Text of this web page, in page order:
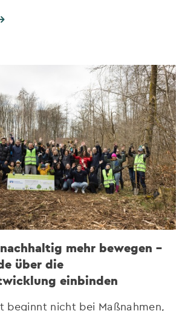
mehr bewegen –
über die
einbinden
beginnt nicht bei Maßnahmen,